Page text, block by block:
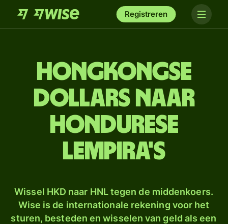
Registreren
Hongkongse
dollars naar
Hondurese
lempira's
Wissel HKD naar HNL tegen de middenkoers.
Wise is de internationale rekening voor het
sturen, besteden en wisselen van geld als een